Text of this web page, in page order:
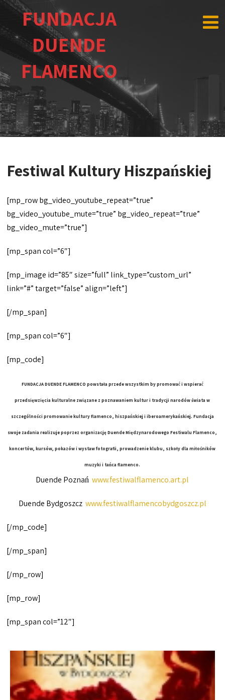
FUNDACJA
DUENDE
FLAMENCO
Festiwal Kultury Hiszpańskiej
[mp_row bg_video_youtube_repeat=”true”
bg_video_youtube_mute=”true” bg_video_repeat=”true”
bg_video_mute=”true”]
[mp_span col=”6″]
[mp_image id=”85″ size=”full” link_type=”custom_url”
link=”#” target=”false” align=”left”]
[/mp_span]
[mp_span col=”6″]
[mp_code]
FUNDACJA DUENDE FLAMENCO powstała przede wszystkim by promować i wspierać
przedsięwzięcia kulturalne związane z poznawaniem kultur i tradycji narodów świata w
szczególności promowanie kultury flamenco, hiszpańskiej i iberoamerykańskiej. Fundacja
swoje zadania realizuje poprzez organizacjęDuende Międzynarodowego Festiwalu Flamenco,
koncertów, kursów, pokazów i wystaw fotografii, prowadzenie klubu, szkoły dla miłośników
muzyki i tańca flamenco.
Duende Poznańwww.festiwalflamenco.art.pl
Duende Bydgoszcz www.festiwalflamencobydgoszcz.pl
[/mp_code]
[/mp_span]
[/mp_row]
[mp_row]
[mp_span col=”12″]